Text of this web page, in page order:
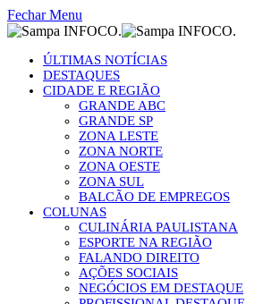
Fechar Menu
ÚLTIMAS NOTÍCIAS
DESTAQUES
CIDADE E REGIÃO
GRANDE ABC
GRANDE SP
ZONA LESTE
ZONA NORTE
ZONA OESTE
ZONA SUL
BALCÃO DE EMPREGOS
COLUNAS
CULINÁRIA PAULISTANA
ESPORTE NA REGIÃO
FALANDO DIREITO
AÇÕES SOCIAIS
NEGÓCIOS EM DESTAQUE